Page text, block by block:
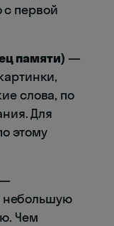
с первой
памяти) —
слова, по
Для
этому
небольшую
Чем